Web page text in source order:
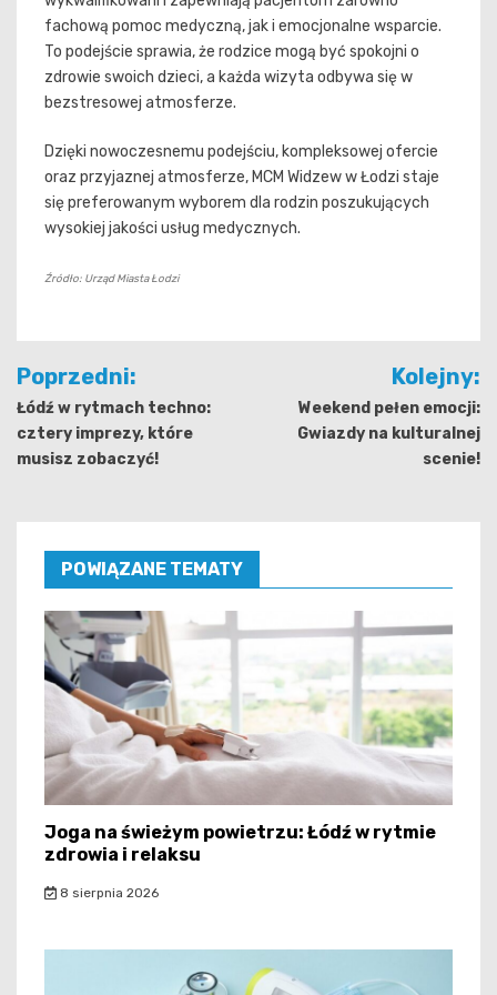
fachową pomoc medyczną, jak i emocjonalne wsparcie.
To podejście sprawia, że rodzice mogą być spokojni o
zdrowie swoich dzieci, a każda wizyta odbywa się w
bezstresowej atmosferze.
Dzięki nowoczesnemu podejściu, kompleksowej ofercie
oraz przyjaznej atmosferze, MCM Widzew w Łodzi staje
się preferowanym wyborem dla rodzin poszukujących
wysokiej jakości usług medycznych.
Źródło: Urząd Miasta Łodzi
Nawigacja
wpisu
Poprzedni:
Łódź w rytmach techno:
cztery imprezy, które
musisz zobaczyć!
Kolejny:
Weekend pełen emocji:
Gwiazdy na kulturalnej
scenie!
POWIĄZANE TEMATY
Joga na świeżym powietrzu: Łódź w rytmie
zdrowia i relaksu
8 sierpnia 2026